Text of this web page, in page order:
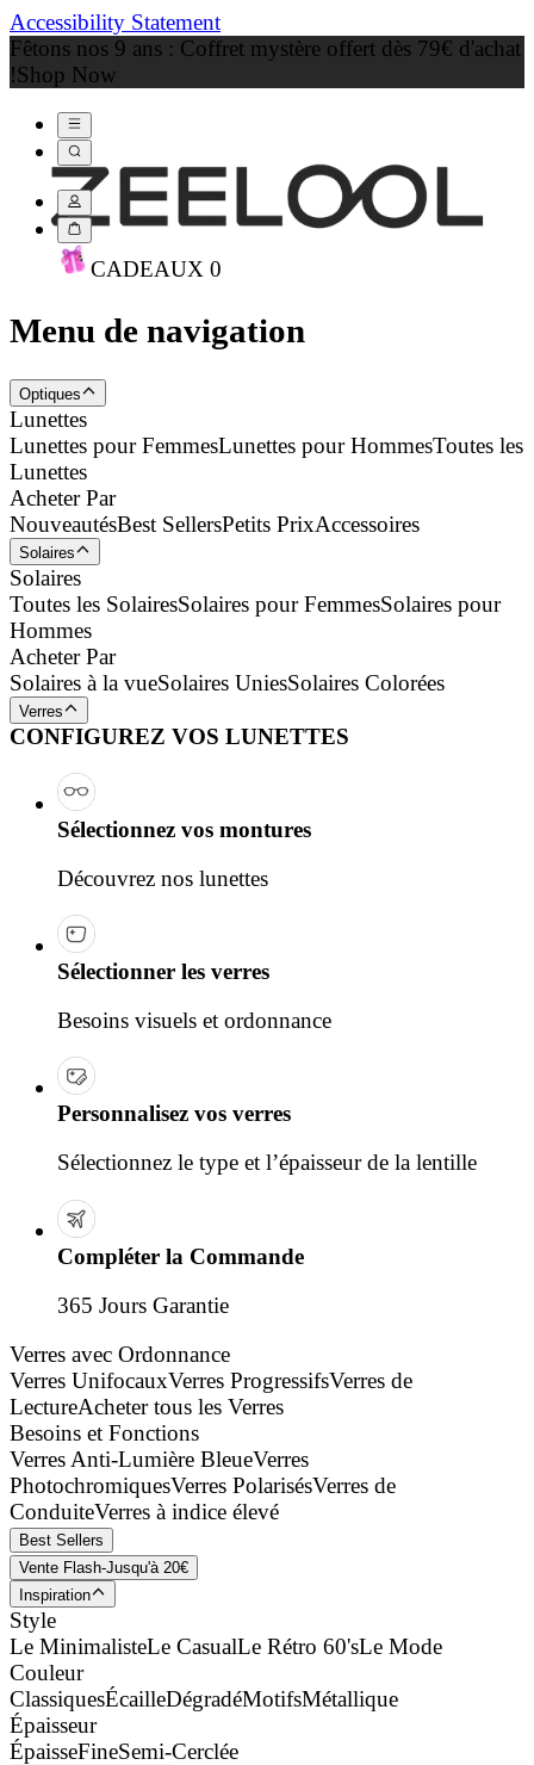
Accessibility Statement
Fêtons nos 9 ans : Coffret mystère offert dès 79€ d'achat
!Shop Now
CADEAUX 0
Menu de navigation
Optiques
Lunettes
Lunettes pour FemmesLunettes pour HommesToutes les
Lunettes
Acheter Par
NouveautésBest SellersPetits PrixAccessoires
Solaires
Solaires
Toutes les SolairesSolaires pour FemmesSolaires pour
Hommes
Acheter Par
Solaires à la vueSolaires UniesSolaires Colorées
Verres
CONFIGUREZ VOS LUNETTES
Sélectionnez vos montures
Découvrez nos lunettes
Sélectionner les verres
Besoins visuels et ordonnance
Personnalisez vos verres
Sélectionnez le type et l’épaisseur de la lentille
Compléter la Commande
365 Jours Garantie
Verres avec Ordonnance
Verres UnifocauxVerres ProgressifsVerres de
LectureAcheter tous les Verres
Besoins et Fonctions
Verres Anti-Lumière BleueVerres
PhotochromiquesVerres PolarisésVerres de
ConduiteVerres à indice élevé
Best Sellers
Vente Flash-Jusqu'à 20€
Inspiration
Style
Le MinimalisteLe CasualLe Rétro 60'sLe Mode
Couleur
ClassiquesÉcailleDégradéMotifsMétallique
Épaisseur
ÉpaisseFineSemi-Cerclée